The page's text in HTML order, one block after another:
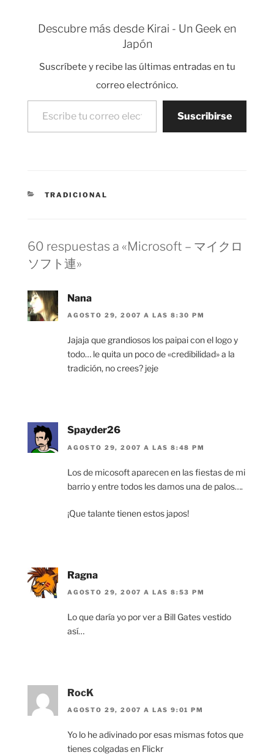
prácticamente todo el
recuerda al festival…
Descubre más desde Kirai - Un Geek en
Japón
Suscríbete y recibe las últimas entradas en tu
correo electrónico.
Escribe tu correo electrónico…
Suscribirse
CATEGORÍAS
TRADICIONAL
60 respuestas a «Microsoft – マイクロ
ソフト連»
Nana
AGOSTO 29, 2007 A LAS 8:30 PM
Jajaja que grandiosos los paipai con el logo y
todo… le quita un poco de «credibilidad» a la
tradición, no crees? jeje
Spayder26
AGOSTO 29, 2007 A LAS 8:48 PM
Los de micosoft aparecen en las fiestas de mi
barrio y entre todos les damos una de palos….
¡Que talante tienen estos japos!
Ragna
AGOSTO 29, 2007 A LAS 8:53 PM
Lo que daría yo por ver a Bill Gates vestido
así…
RocK
AGOSTO 29, 2007 A LAS 9:01 PM
Yo lo he adivinado por esas mismas fotos que
tienes colgadas en Flickr